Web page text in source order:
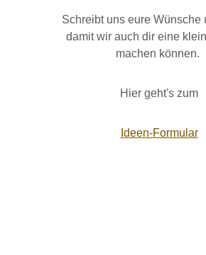
Schreibt uns eure Wünsche
damit wir auch dir eine
machen können.
Hier geht's zum
Ideen-Formular